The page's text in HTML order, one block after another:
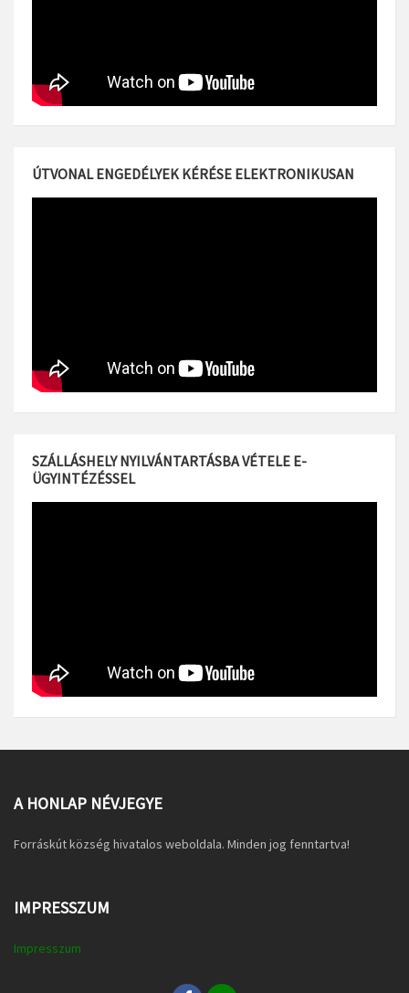
ÚTVONAL ENGEDÉLYEK KÉRÉSE ELEKTRONIKUSAN
SZÁLLÁSHELY NYILVÁNTARTÁSBA VÉTELE E-
ÜGYINTÉZÉSSEL
A HONLAP NÉVJEGYE
Forráskút község hivatalos weboldala. Minden jog fenntartva!
IMPRESSZUM
Impresszum